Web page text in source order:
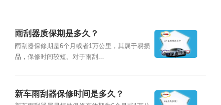
雨刮器质保期是多久？
雨刮器保修期是6个月或者1万公里，其属于易损
品，保修时间较短。对于雨刮...
新车雨刮器保修时间是多久？